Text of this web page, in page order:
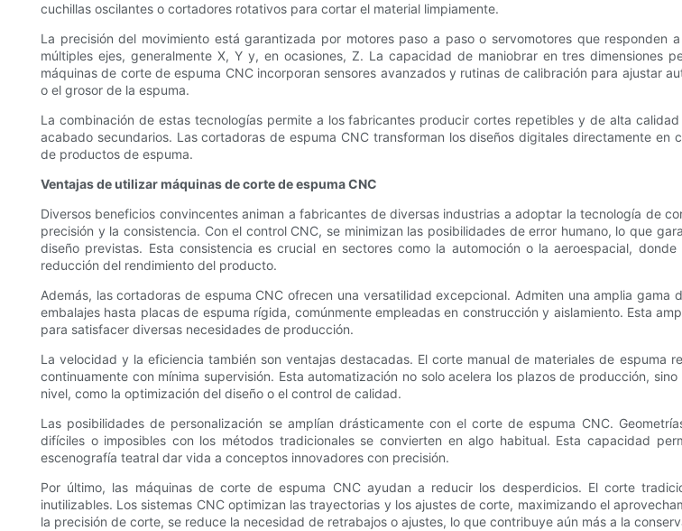
cuchillas oscilantes o cortadores rotativos para cortar el material limpiamente.
La precisión del movimiento está garantizada por motores paso a paso o servomotores que
múltiples ejes, generalmente X, Y y, en ocasiones, Z. La capacidad de maniobrar en tres dimensiones
máquinas de corte de espuma CNC incorporan sensores avanzados y rutinas de calibración para ajustar
o el grosor de la espuma.
La combinación de estas tecnologías permite a los fabricantes producir cortes repetibles y de alta
acabado secundarios. Las cortadoras de espuma CNC transforman los diseños digitales directamente
de productos de espuma.
Ventajas de utilizar máquinas de corte de espuma CNC
Diversos beneficios convincentes animan a fabricantes de diversas industrias a adoptar la tecnología de
precisión y la consistencia. Con el control CNC, se minimizan las posibilidades de error humano, lo que
diseño previstas. Esta consistencia es crucial en sectores como la automoción o la aeroespacial,
reducción del rendimiento del producto.
Además, las cortadoras de espuma CNC ofrecen una versatilidad excepcional. Admiten una amplia
embalajes hasta placas de espuma rígida, comúnmente empleadas en construcción y aislamiento. Esta
para satisfacer diversas necesidades de producción.
La velocidad y la eficiencia también son ventajas destacadas. El corte manual de materiales de espuma
continuamente con mínima supervisión. Esta automatización no solo acelera los plazos de producción,
nivel, como la optimización del diseño o el control de calidad.
Las posibilidades de personalización se amplían drásticamente con el corte de espuma CNC.
difíciles o imposibles con los métodos tradicionales se convierten en algo habitual. Esta capacidad
escenografía teatral dar vida a conceptos innovadores con precisión.
Por último, las máquinas de corte de espuma CNC ayudan a reducir los desperdicios. El corte
inutilizables. Los sistemas CNC optimizan las trayectorias y los ajustes de corte, maximizando el
la precisión de corte, se reduce la necesidad de retrabajos o ajustes, lo que contribuye aún más a la